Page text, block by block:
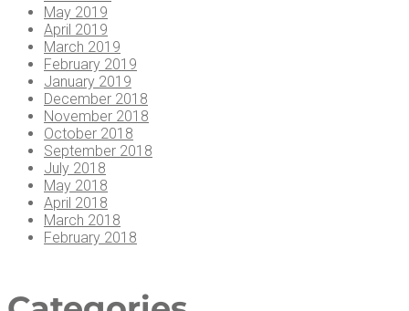
May 2019
April 2019
March 2019
February 2019
January 2019
December 2018
November 2018
October 2018
September 2018
July 2018
May 2018
April 2018
March 2018
February 2018